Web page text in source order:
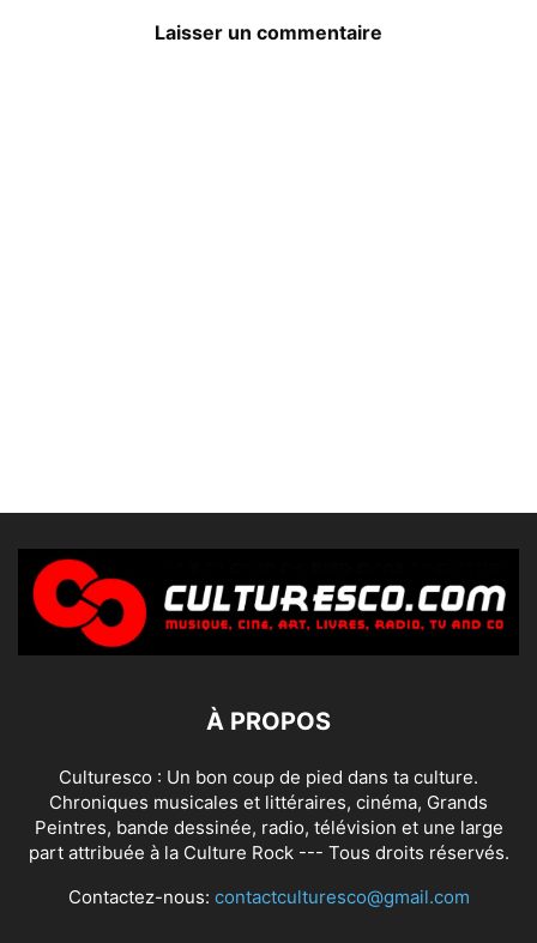
Laisser un commentaire
À PROPOS
Culturesco : Un bon coup de pied dans ta culture.
Chroniques musicales et littéraires, cinéma, Grands
Peintres, bande dessinée, radio, télévision et une large
part attribuée à la Culture Rock --- Tous droits réservés.
Contactez-nous: contactculturesco@gmail.com